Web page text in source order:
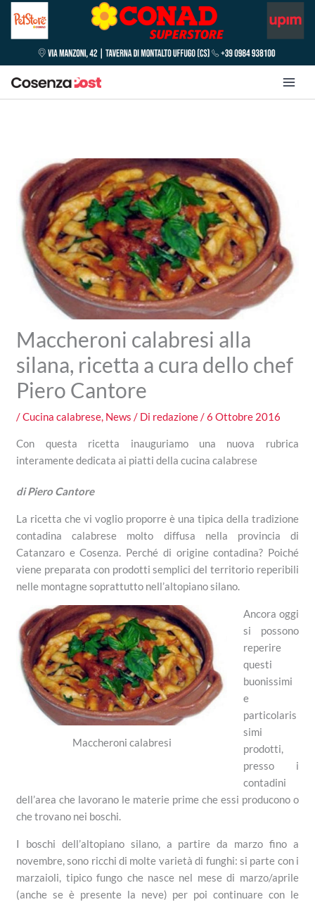
Maccheroni calabresi alla
silana, ricetta a cura dello chef
Piero Cantore
/Cucina calabrese, News / Di redazione/6 Ottobre 2016
Con questa ricetta inauguriamo una nuova rubrica
interamente dedicata ai piatti della cucina calabrese
di Piero Cantore
La ricetta che vi voglio proporre è una tipica della tradizione
contadina calabrese molto diffusa nella provincia di
Catanzaro e Cosenza. Perché di origine contadina? Poiché
viene preparata con prodotti semplici del territorio reperibili
nelle montagne soprattutto nell’altopiano silano.
Maccheroni calabresi
Ancora oggi
si possono
reperire
questi
buonissimi
e
particolaris
simi
prodotti,
presso i
contadini
dell’area che lavorano le materie prime che essi producono o
che trovano nei boschi.
I boschi dell’altopiano silano, a partire da marzo fino a
novembre, sono ricchi di molte varietà di funghi: si parte con i
marzaioli, tipico fungo che nasce nel mese di marzo/aprile
(anche se è presente la neve) per poi continuare con le